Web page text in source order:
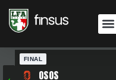
FINAL
OSOS